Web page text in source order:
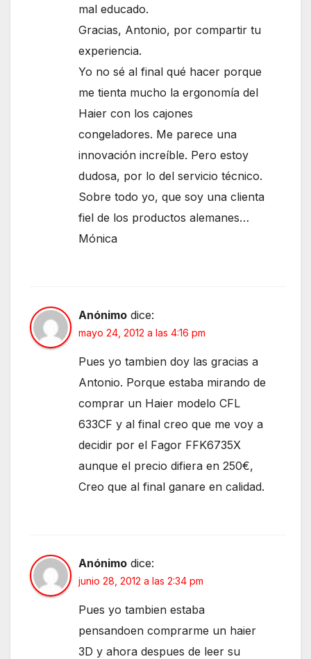
mal educado.
Gracias, Antonio, por compartir tu
experiencia.
Yo no sé al final qué hacer porque
me tienta mucho la ergonomía del
Haier con los cajones
congeladores. Me parece una
innovación increíble. Pero estoy
dudosa, por lo del servicio técnico.
Sobre todo yo, que soy una clienta
fiel de los productos alemanes…
Mónica
Anónimo dice:
mayo 24, 2012 a las 4:16 pm
Pues yo tambien doy las gracias a
Antonio. Porque estaba mirando de
comprar un Haier modelo CFL
633CF y al final creo que me voy a
decidir por el Fagor FFK6735X
aunque el precio difiera en 250€,
Creo que al final ganare en calidad.
Anónimo dice:
junio 28, 2012 a las 2:34 pm
Pues yo tambien estaba
pensandoen comprarme un haier
3D y ahora despues de leer su